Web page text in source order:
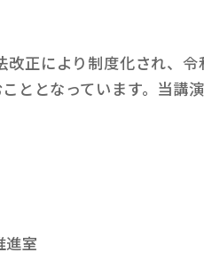
正により制度化され、
ととなっています。当
室